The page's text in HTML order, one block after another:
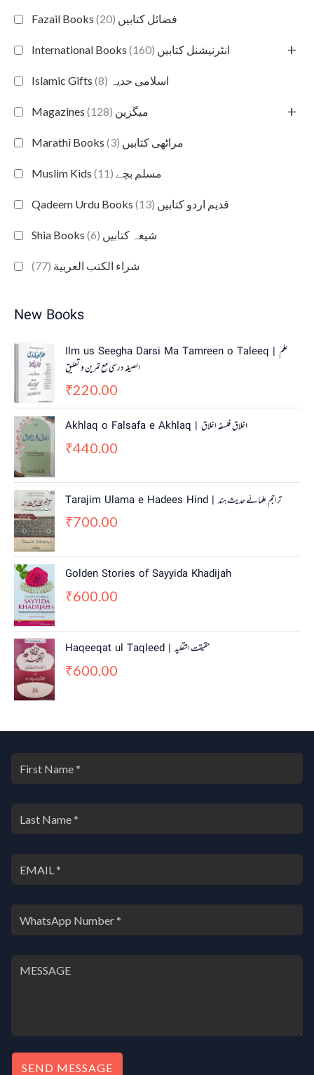
Fazail Books فضائل کتابیں (20)
International Books انٹرنیشنل کتابیں (160) +
Islamic Gifts اسلامی حدیہ (8)
Magazines میگزین (128) +
Marathi Books مراٹھی کتابیں (3)
Muslim Kids مسلم بچے (11)
Qadeem Urdu Books قدیم اردو کتابیں (13)
Shia Books شیعہ کتابیں (6)
شراء الكتب العربية (77)
New Books
Ilm us Seegha Darsi Ma Tamreen o Taleeq | علم
الصیغہ درسی مع تمرین و تعلیق
₹220.00
Akhlaq o Falsafa e Akhlaq | اخلاق فلسفہ اخلاق
₹440.00
Tarajim Ulama e Hadees Hind | تراجم علمائے حديث ہند
₹700.00
Golden Stories of Sayyida Khadijah
₹600.00
Haqeeqat ul Taqleed | حقیقت التقلید
₹600.00
SEND MESSAGE